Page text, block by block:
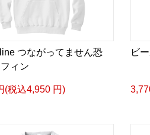
つながってません恐
ィン
(税込4,950 円)
ビ